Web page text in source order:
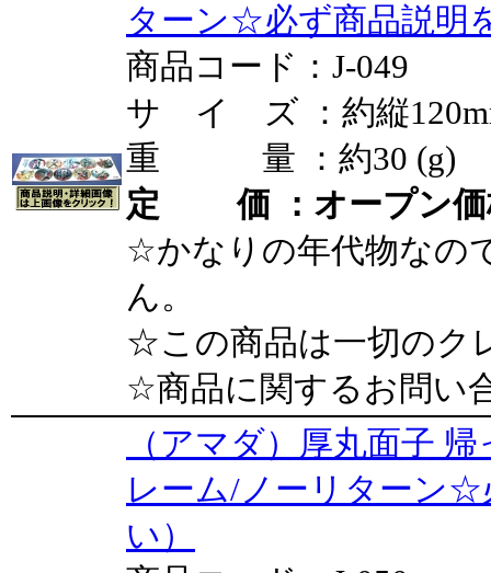
ターン☆必ず商品説明
商品コード：J-049
サ イ ズ ：約縦
重 量 ：約30 (g)
定 価 ：オープン価
☆かなりの年代物なの
ん。
☆この商品は一切のク
☆商品に関するお問い
（アマダ）厚丸面子
レーム/ノーリターン☆
い）